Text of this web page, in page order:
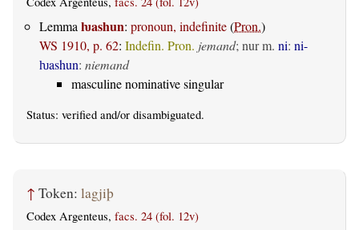
Lemmaƕashun: pronoun, indefinite(Pron.)
WS 1910, p. 62: Indefin. Pron. jemand; nur m. ni: ni-
ƕashun: niemand
masculine nominative singular
Status: verified and/or disambiguated.
↑ Token: lagjiþ
Codex Argenteus, facs. 24 (fol. 12v)